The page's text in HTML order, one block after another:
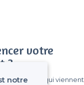
votre
?
de visiteurs qui viennent
notre